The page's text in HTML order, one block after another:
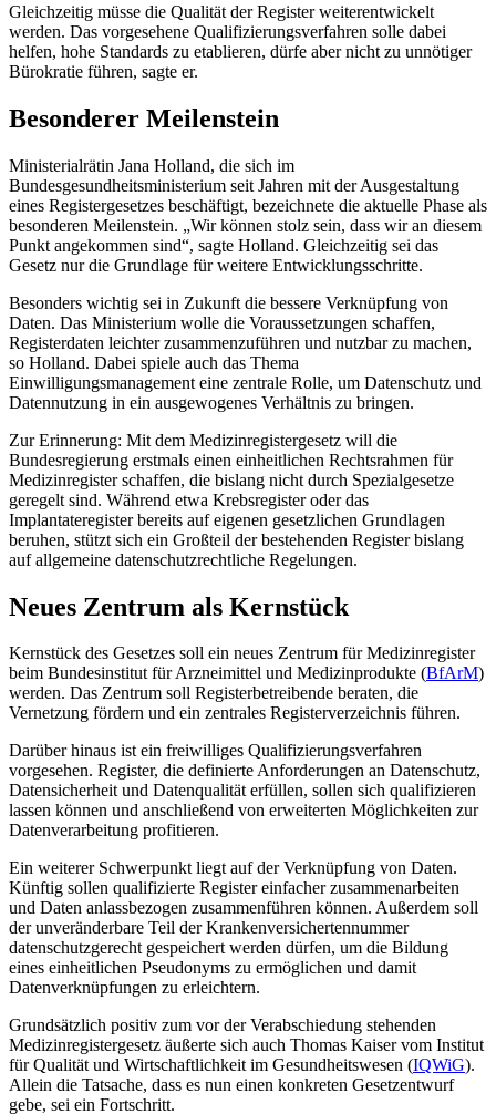
Gleichzeitig müsse die Qualität der Register weiterentwickelt
werden. Das vorgesehene Qualifizierungsverfahren solle dabei
helfen, hohe Standards zu etablieren, dürfe aber nicht zu unnötiger
Bürokratie führen, sagte er.
Besonderer Meilenstein
Ministerialrätin Jana Holland, die sich im
Bundesgesundheitsministerium seit Jahren mit der Ausgestaltung
eines Registergesetzes beschäftigt, bezeichnete die aktuelle Phase als
besonderen Meilenstein. „Wir können stolz sein, dass wir an diesem
Punkt angekommen sind“, sagte Holland. Gleichzeitig sei das
Gesetz nur die Grundlage für weitere Entwicklungsschritte.
Besonders wichtig sei in Zukunft die bessere Verknüpfung von
Daten. Das Ministerium wolle die Voraussetzungen schaffen,
Registerdaten leichter zusammenzuführen und nutzbar zu machen,
so Holland. Dabei spiele auch das Thema
Einwilligungsmanagement eine zentrale Rolle, um Datenschutz und
Datennutzung in ein ausgewogenes Verhältnis zu bringen.
Zur Erinnerung: Mit dem Medizinregistergesetz will die
Bundesregierung erstmals einen einheitlichen Rechtsrahmen für
Medizinregister schaffen, die bislang nicht durch Spezialgesetze
geregelt sind. Während etwa Krebsregister oder das
Implantateregister bereits auf eigenen gesetzlichen Grundlagen
beruhen, stützt sich ein Großteil der bestehenden Register bislang
auf allgemeine datenschutzrechtliche Regelungen.
Neues Zentrum als Kernstück
Kernstück des Gesetzes soll ein neues Zentrum für Medizinregister
beim Bundesinstitut für Arzneimittel und Medizinprodukte (BfArM)
werden. Das Zentrum soll Registerbetreibende beraten, die
Vernetzung fördern und ein zentrales Registerverzeichnis führen.
Darüber hinaus ist ein freiwilliges Qualifizierungsverfahren
vorgesehen. Register, die definierte Anforderungen an Datenschutz,
Datensicherheit und Datenqualität erfüllen, sollen sich qualifizieren
lassen können und anschließend von erweiterten Möglichkeiten zur
Datenverarbeitung profitieren.
Ein weiterer Schwerpunkt liegt auf der Verknüpfung von Daten.
Künftig sollen qualifizierte Register einfacher zusammenarbeiten
und Daten anlassbezogen zusammenführen können. Außerdem soll
der unveränderbare Teil der Krankenversichertennummer
datenschutzgerecht gespeichert werden dürfen, um die Bildung
eines einheitlichen Pseudonyms zu ermöglichen und damit
Datenverknüpfungen zu erleichtern.
Grundsätzlich positiv zum vor der Verabschiedung stehenden
Medizinregistergesetz äußerte sich auch Thomas Kaiser vom Institut
für Qualität und Wirtschaftlichkeit im Gesundheitswesen (IQWiG).
Allein die Tatsache, dass es nun einen konkreten Gesetzentwurf
gebe, sei ein Fortschritt.